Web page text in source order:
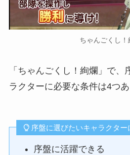
ちゃんごくし！
「ちゃんごくし！絢爛」で、
ラクターに必要な条件は4つあ
序盤に選びたいキャラクタ
序盤に活躍できる